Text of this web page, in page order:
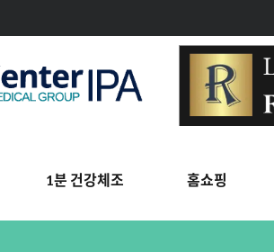
1분 건강체조 홈쇼핑